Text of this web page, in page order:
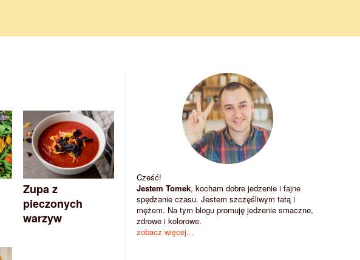
Zupa z
pieczonych
warzyw
Cześć!
Jestem Tomek, kocham dobre jedzenie i fajne
spędzanie czasu. Jestem szczęśliwym tatą i
mężem. Na tym blogu promuję jedzenie smaczne,
zdrowe i kolorowe.
zobacz więcej...